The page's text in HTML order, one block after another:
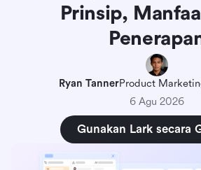
Prinsip,
Ryan TannerProduct
6 Agu 2026
Gunakan Lark secara